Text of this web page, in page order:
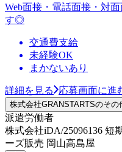
Web面接・電話面接・対
す◎
交通費支給
未経験OK
まかないあり
詳細を見る 応募画面に進
株式会社GRANSTARTSのその
派遣労働者
株式会社iDA/25096136 短
ーズ販売 岡山高島屋